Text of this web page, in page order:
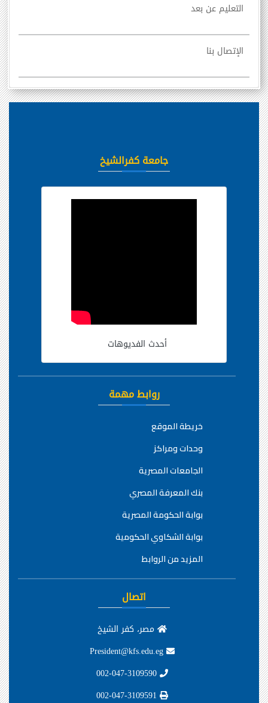
التعليم عن بعد
الإتصال بنا
جامعة كفرالشيخ
أحدث الفديوهات
روابط مهمة
خريطة الموقع
وحدات ومراكز
الجامعات المصرية
بنك المعرفة المصري
بوابة الحكومة المصرية
بوابة الشكاوي الحكومية
المزيد من الروابط
اتصال
مصر، كفر الشيخ